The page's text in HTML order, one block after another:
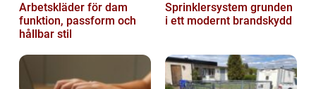
Arbetskläder för dam
funktion, passform och
hållbar stil
Sprinklersystem grunden
i ett modernt brandskydd